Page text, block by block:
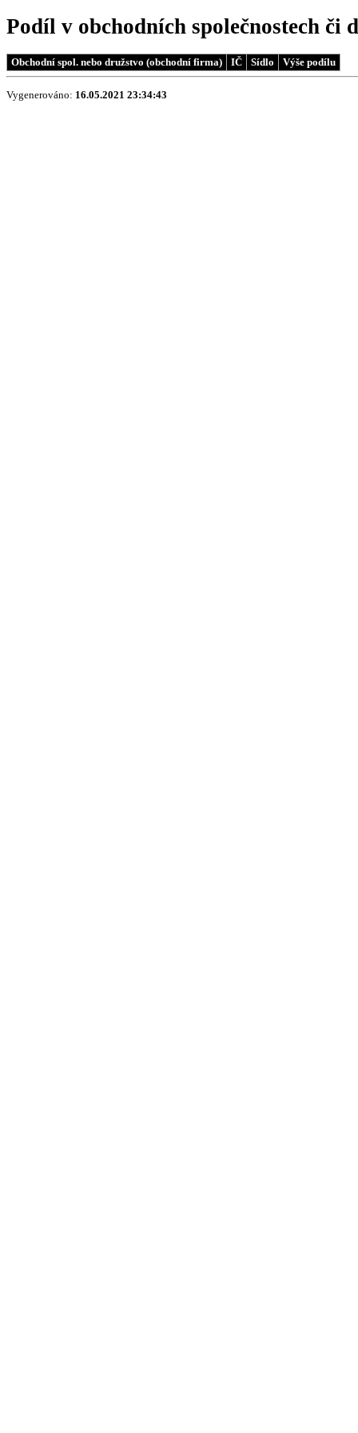
Podíl v obchodních společnostech či
Obchodní spol. nebo družstvo (obchodní firma) IČ Sídlo Výše podílu
Vygenerováno: 16.05.2021 23:34:43